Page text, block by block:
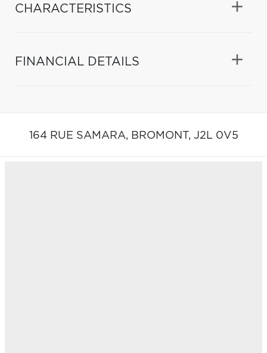
CHARACTERISTICS
FINANCIAL DETAILS
164 RUE SAMARA, BROMONT, J2L 0V5